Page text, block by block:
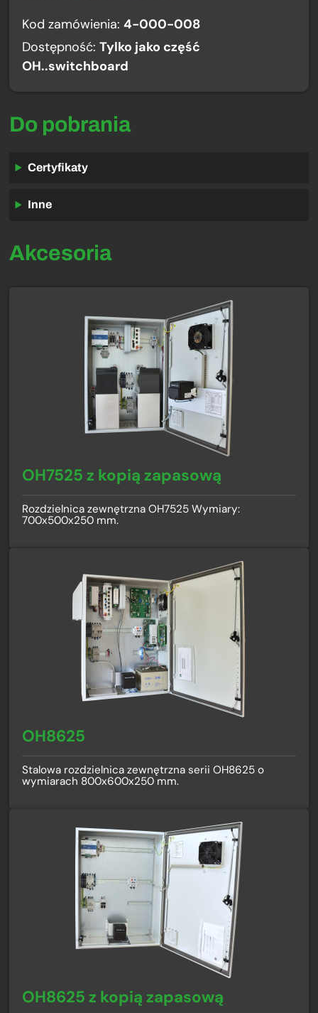
Kod zamówienia:4-000-008
Dostępność:Tylko jako część
OH..switchboard
Do pobrania
Certyfikaty
Inne
Akcesoria
OH7525 z kopią zapasową
Rozdzielnica zewnętrzna OH7525 Wymiary:
700x500x250 mm.
OH8625
Stalowa rozdzielnica zewnętrzna serii OH8625 o
wymiarach 800x600x250 mm.
OH8625 z kopią zapasową